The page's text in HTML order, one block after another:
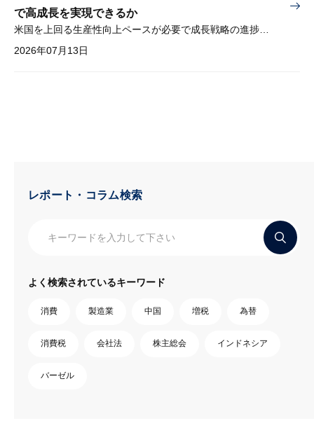
で高成長を実現できるか
2026年07月13日
レポート・コラム検索
よく検索されているキーワード
消費 製造業 中国 増税 為替
消費税 会社法 株主総会 インドネシア
バーゼル